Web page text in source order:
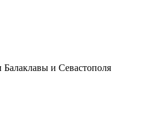
Балаклавы и Севастополя